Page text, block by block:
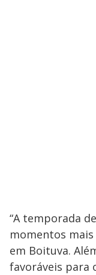
“A temporada
momentos
em Boituva.
favoráveis para